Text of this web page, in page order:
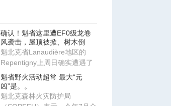
确认！魁省这里遭EF0级龙卷
风袭击，屋顶被掀、树木倒
魁北克省Lanaudière地区的
Repentigny上周日确实遭遇了
一场龙卷风袭击。加拿大北方
龙
魁省野火活动超常 最大“元
凶”是。。
魁北克森林火灾防护局